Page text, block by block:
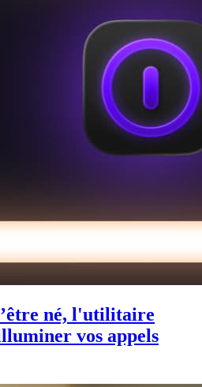
né, l'utilitaire
vos appels